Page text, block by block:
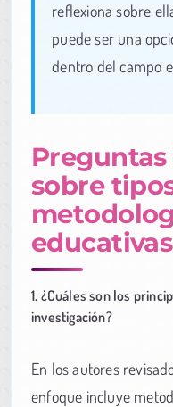
reflexiona sobre
puede ser una
dentro del campo
sobre
educativas
1. ¿Cuáles son los
investigación?
En los autores
enfoque incluye